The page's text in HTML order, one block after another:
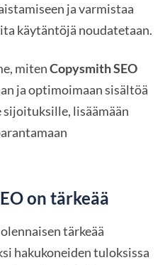
ja varmistaa
käytäntöjä noudatetaan.
mitenCopysmith SEO
ja optimoimaan sisältöä
lisäämään
on tärkeää
tärkeää
hakukoneiden tuloksissa